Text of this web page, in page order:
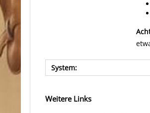
System:
Weitere Links